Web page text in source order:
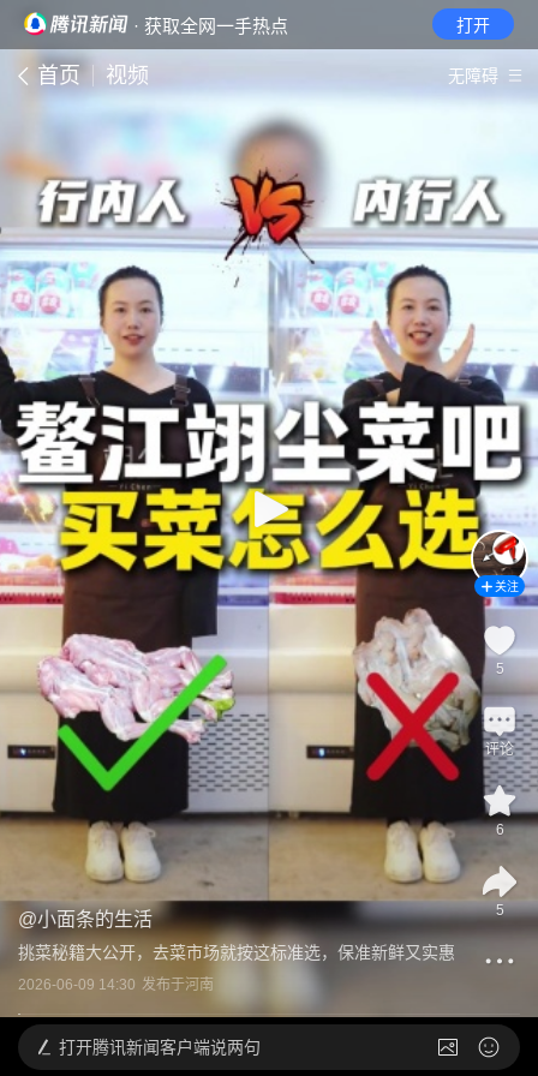
· 获取全网一手热点 打开
首页 视频 无障碍
@小面条的生活
挑菜秘籍大公开，去菜市场就按这标准选，保准新鲜又实惠
2026-06-09 14:30 发布于河南
关注
5
评论
6
5
打开腾讯新闻客户端说两句